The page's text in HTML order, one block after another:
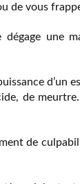
de vous
une
d’un
de
de